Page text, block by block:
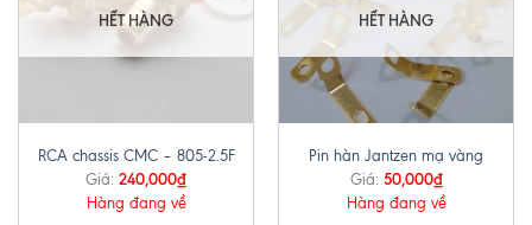
HẾT HÀNG
RCA chassis CMC – 805-2.5F
Giá: 240,000₫
Hàng đang về
HẾT HÀNG
Pin hàn Jantzen mạ vàng
Giá: 50,000₫
Hàng đang về